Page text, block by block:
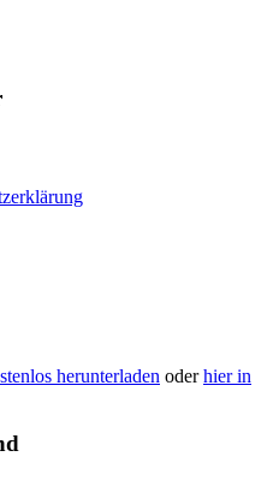
herunterladen oderhier in